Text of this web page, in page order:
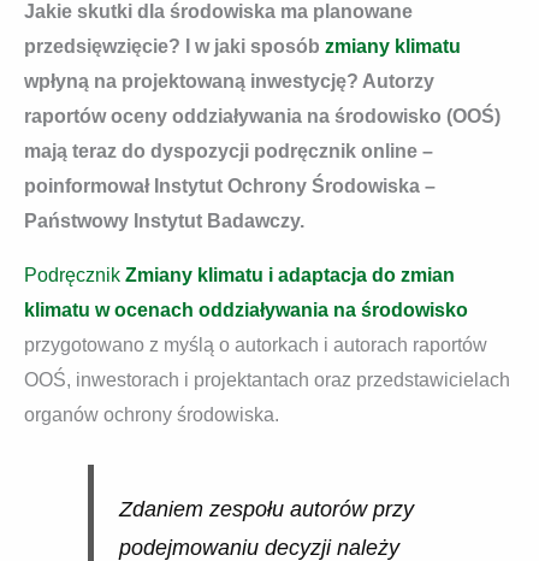
Jakie skutki dla środowiska ma planowane
przedsięwzięcie? I w jaki sposób zmiany klimatu
wpłyną na projektowaną inwestycję? Autorzy
raportów oceny oddziaływania na środowisko (OOŚ)
mają teraz do dyspozycji podręcznik online –
poinformował Instytut Ochrony Środowiska –
Państwowy Instytut Badawczy.
Podręcznik Zmiany klimatu i adaptacja do zmian
klimatu w ocenach oddziaływania na środowisko
przygotowano z myślą o autorkach i autorach raportów
OOŚ, inwestorach i projektantach oraz przedstawicielach
organów ochrony środowiska.
Zdaniem zespołu autorów przy
podejmowaniu decyzji należy